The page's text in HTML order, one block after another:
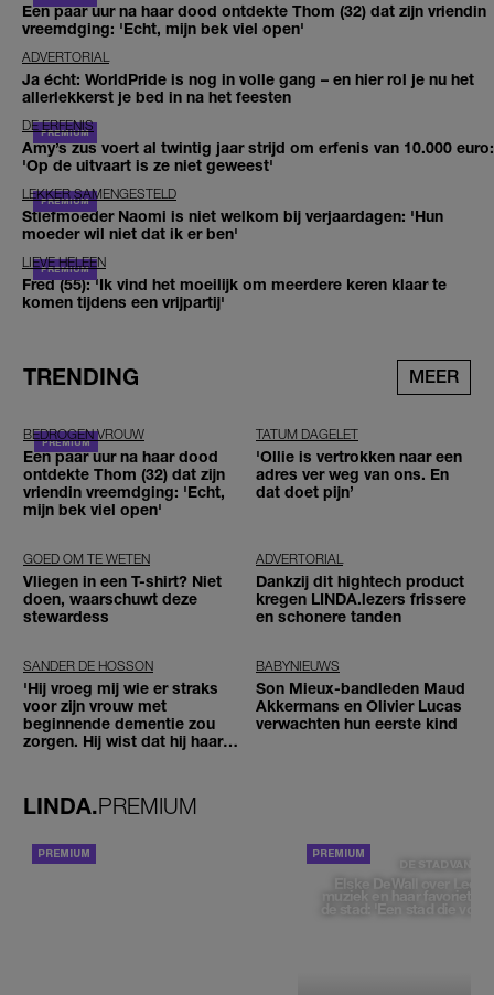
Een paar uur na haar dood ontdekte Thom (32) dat zijn vriendin
vreemdging: 'Echt, mijn bek viel open'
ADVERTORIAL
Ja écht: WorldPride is nog in volle gang – en hier rol je nu het
allerlekkerst je bed in na het feesten
DE ERFENIS
Amy’s zus voert al twintig jaar strijd om erfenis van 10.000 euro:
'Op de uitvaart is ze niet geweest'
LEKKER SAMENGESTELD
Stiefmoeder Naomi is niet welkom bij verjaardagen: 'Hun
moeder wil niet dat ik er ben'
LIEVE HELEEN
Fred (55): 'Ik vind het moeilijk om meerdere keren klaar te
komen tijdens een vrijpartij'
TRENDING MEER
BEDROGEN VROUW
Een paar uur na haar dood
ontdekte Thom (32) dat zijn
vriendin vreemdging: 'Echt,
mijn bek viel open'
TATUM DAGELET
'Ollie is vertrokken naar een
adres ver weg van ons. En
dat doet pijn’
GOED OM TE WETEN
Vliegen in een T-shirt? Niet
doen, waarschuwt deze
stewardess
ADVERTORIAL
Dankzij dit hightech product
kregen LINDA.lezers frissere
en schonere tanden
SANDER DE HOSSON
'Hij vroeg mij wie er straks
voor zijn vrouw met
beginnende dementie zou
zorgen. Hij wist dat hij haar
BABYNIEUWS
Son Mieux-bandleden Maud
Akkermans en Olivier Lucas
verwachten hun eerste kind
LINDA.PREMIUM
DE STAD VAN
Elske DeWall over
muziek en haar favoriete
de stad: 'Een stad die